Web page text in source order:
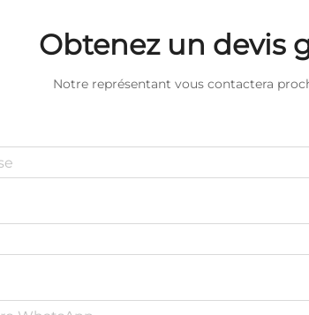
Obtenez un devis
Notre représentant vous contactera